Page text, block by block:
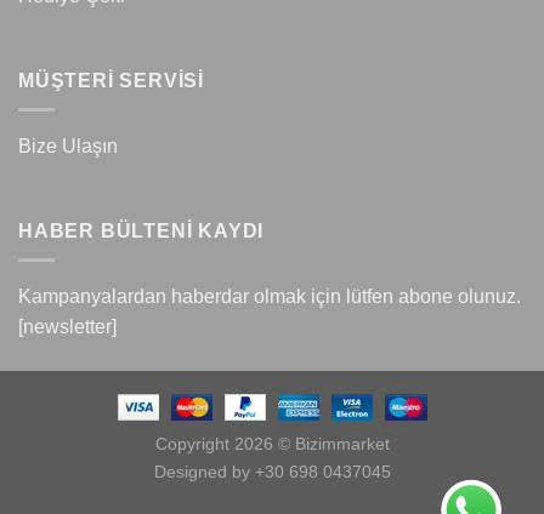
MÜŞTERİ SERVİSİ
Bize Ulaşın
HABER BÜLTENİ KAYDI
Kampanyalardan haberdar olmak için lütfen abone olunuz.
[newsletter]
Copyright 2026 © Bizimmarket
Designed by +30 698 0437045